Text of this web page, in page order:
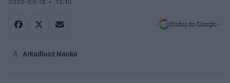
2020-08-13 13:10
Dodaj do Google
Arkadiusz Nauka